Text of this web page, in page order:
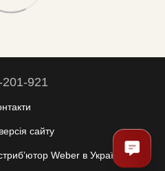
921
сайту
Weber в Україні